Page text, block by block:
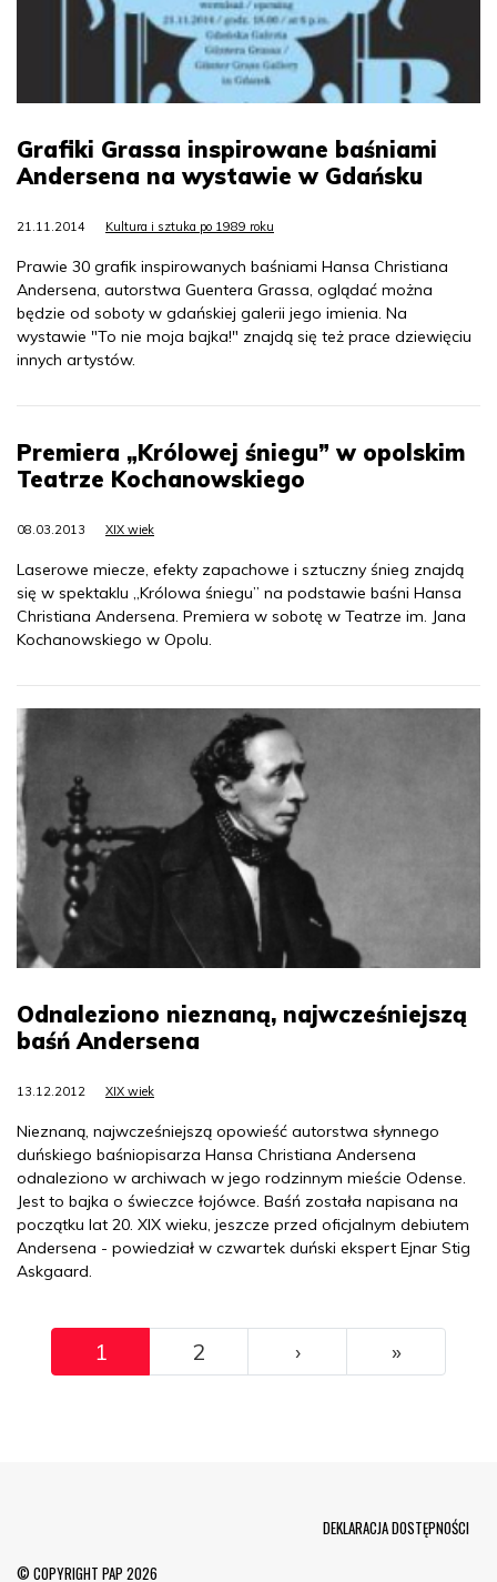
Grafiki Grassa inspirowane baśniami
Andersena na wystawie w Gdańsku
21.11.2014 Kultura i sztuka po 1989 roku
Prawie 30 grafik inspirowanych baśniami Hansa Christiana
Andersena, autorstwa Guentera Grassa, oglądać można
będzie od soboty w gdańskiej galerii jego imienia. Na
wystawie "To nie moja bajka!" znajdą się też prace dziewięciu
innych artystów.
Premiera „Królowej śniegu” w opolskim
Teatrze Kochanowskiego
08.03.2013 XIX wiek
Laserowe miecze, efekty zapachowe i sztuczny śnieg znajdą
się w spektaklu „Królowa śniegu” na podstawie baśni Hansa
Christiana Andersena. Premiera w sobotę w Teatrze im. Jana
Kochanowskiego w Opolu.
Odnaleziono nieznaną, najwcześniejszą
baśń Andersena
13.12.2012 XIX wiek
Nieznaną, najwcześniejszą opowieść autorstwa słynnego
duńskiego baśniopisarza Hansa Christiana Andersena
odnaleziono w archiwach w jego rodzinnym mieście Odense.
Jest to bajka o świeczce łojówce. Baśń została napisana na
początku lat 20. XIX wieku, jeszcze przed oficjalnym debiutem
Andersena - powiedział w czwartek duński ekspert Ejnar Stig
Askgaard.
Pagination
1 2 ››› »Ostatni
© COPYRIGHT PAP 2026
DEKLARACJA DOSTĘPNOŚCI